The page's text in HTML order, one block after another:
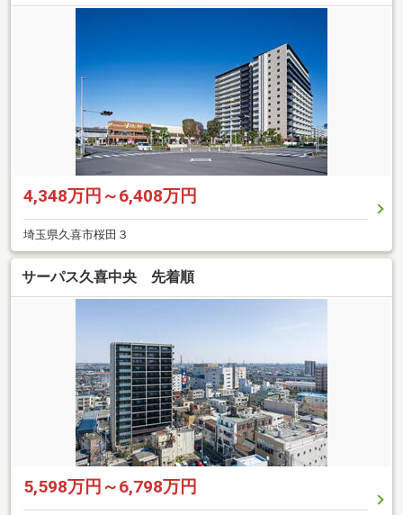
4,348万円～6,408万円
埼玉県久喜市桜田３
サーパス久喜中央 先着順
5,598万円～6,798万円